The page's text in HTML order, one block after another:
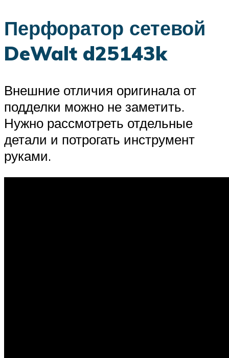
Перфоратор сетевой
DeWalt d25143k
Внешние отличия оригинала от
подделки можно не заметить.
Нужно рассмотреть отдельные
детали и потрогать инструмент
руками.